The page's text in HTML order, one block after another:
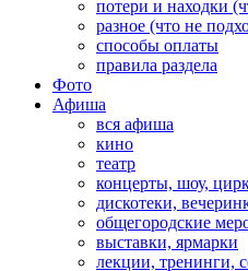
потери и находки
разное (что не
способы оплаты
правила раздела
Фото
Афиша
вся афиша
кино
театр
концерты, шоу,
дискотеки,
общегородские
выставки, ярмарки
лекции, тренинги,